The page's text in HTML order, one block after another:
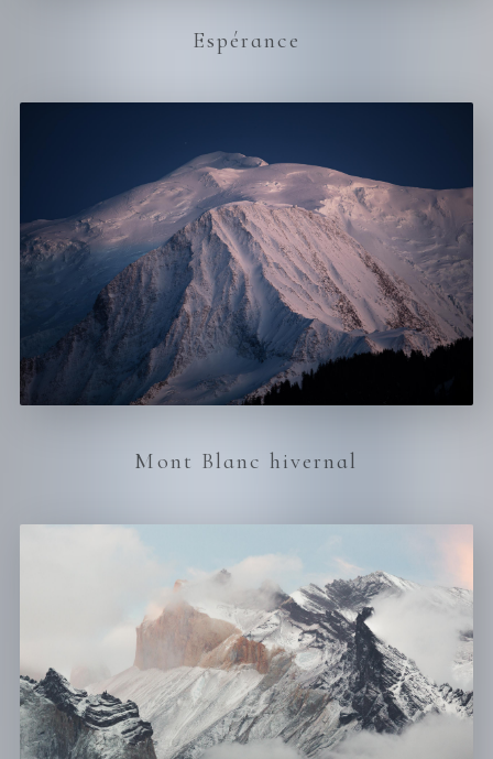
Espérance
Mont Blanc hivernal